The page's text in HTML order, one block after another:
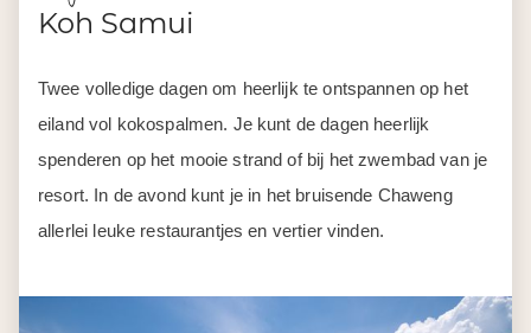
Koh Samui
Twee volledige dagen om heerlijk te ontspannen op het
eiland vol kokospalmen. Je kunt de dagen heerlijk
spenderen op het mooie strand of bij het zwembad van je
resort. In de avond kunt je in het bruisende Chaweng
allerlei leuke restaurantjes en vertier vinden.